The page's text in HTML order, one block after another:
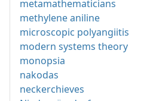
metamathematicians
methylene aniline
microscopic polyangiitis
modern systems theory
monopsia
nakodas
neckerchieves